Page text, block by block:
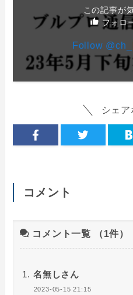
この記事が
フォロ
Follow
シェ
コメント
コメント一覧 （1件）
名無しさん
2023-05-15 21:15